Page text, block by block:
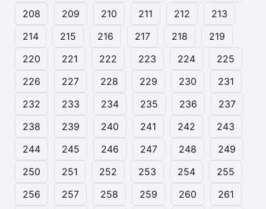
208 209 210 211 212
213
214
215 216 217 218
219
220
221 222 223 224
225
226
227 228 229 230
231
232
233 234 235 236
237
238
239 240 241 242
243
244
245 246 247 248
249
250
251 252 253 254
255
256
257 258 259 260
261